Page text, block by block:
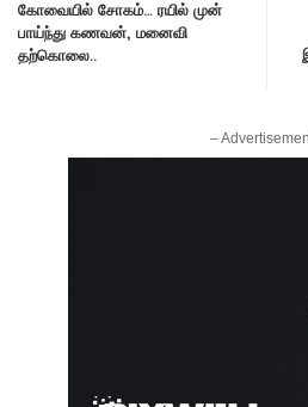
கோவையில் சோகம்… ரயில் முன்
பாய்ந்து கணவன், மனைவி
தற்கொலை..
–